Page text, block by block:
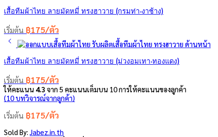
เสื้อทีมผ้าไทย ลายมัดหมี่ ทรงฮาวาย (กรมท่า-งาช้าง)
เริ่มต้น ฿175/ตัว
เสื้อทีมผ้าไทย ลายมัดหมี่ ทรงฮาวาย (ม่วงอมเทา-ทองแดง)
เริ่มต้น ฿175/ตัว
ให้คะแนน 4.3 จาก 5 คะแนนเต็มบน 10การให้คะแนนของลูกค้า
(10บทวิจารณ์จากลูกค้า)
เริ่มต้น ฿175/ตัว
Sold By: Jabez.in.th